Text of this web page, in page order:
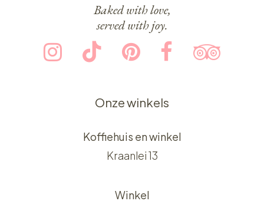
Baked with love,
served with joy.
Onze winkels
Koffiehuis en winkel
Kraanlei 13
Winkel